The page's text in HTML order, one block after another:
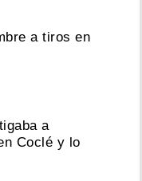
a tiros en
a
Coclé y lo